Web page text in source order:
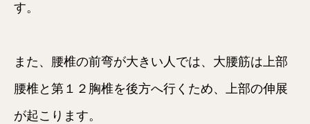
す。
また、腰椎の前弯が大きい人では、大腰筋は上部
腰椎と第１２胸椎を後方へ行くため、上部の伸展
が起こります。